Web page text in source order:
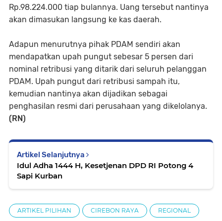
Rp.98.224.000 tiap bulannya. Uang tersebut nantinya
akan dimasukan langsung ke kas daerah.
Adapun menurutnya pihak PDAM sendiri akan
mendapatkan upah pungut sebesar 5 persen dari
nominal retribusi yang ditarik dari seluruh pelanggan
PDAM. Upah pungut dari retribusi sampah itu,
kemudian nantinya akan dijadikan sebagai
penghasilan resmi dari perusahaan yang dikelolanya.
(RN)
Artikel Selanjutnya
Idul Adha 1444 H, Kesetjenan DPD RI Potong 4
Sapi Kurban
ARTIKEL PILIHAN CIREBON RAYA REGIONAL